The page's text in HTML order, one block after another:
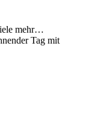
mehr…
Tag mit